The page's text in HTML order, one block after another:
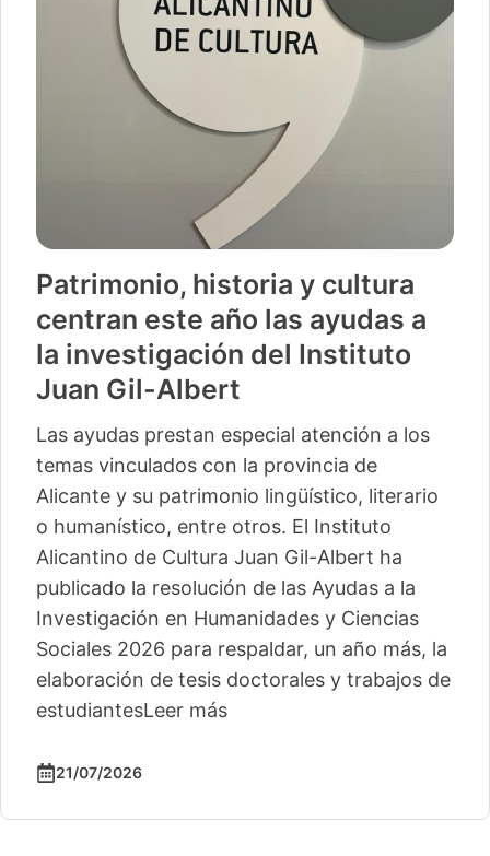
Patrimonio, historia y cultura
centran este año las ayudas a
la investigación del Instituto
Juan Gil-Albert
Las ayudas prestan especial atención a los
temas vinculados con la provincia de
Alicante y su patrimonio lingüístico, literario
o humanístico, entre otros. El Instituto
Alicantino de Cultura Juan Gil-Albert ha
publicado la resolución de las Ayudas a la
Investigación en Humanidades y Ciencias
Sociales 2026 para respaldar, un año más, la
elaboración de tesis doctorales y trabajos de
estudiantesLeer más
21/07/2026